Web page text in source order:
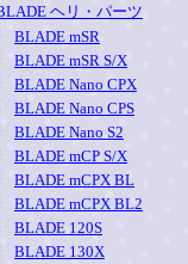
ヘリ・パーツ
BLADE mSR
BLADE mSR S/X
BLADE Nano CPX
BLADE Nano CPS
BLADE Nano S2
BLADE mCP S/X
BLADE mCPX BL
BLADE mCPX BL2
BLADE 120S
BLADE 130X